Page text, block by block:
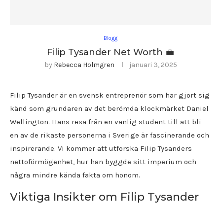
Blogg
Filip Tysander Net Worth 💼
by Rebecca Holmgren januari 3, 2025
Filip Tysander är en svensk entreprenör som har gjort sig
känd som grundaren av det berömda klockmärket Daniel
Wellington. Hans resa från en vanlig student till att bli
en av de rikaste personerna i Sverige är fascinerande och
inspirerande. Vi kommer att utforska Filip Tysanders
nettoförmögenhet, hur han byggde sitt imperium och
några mindre kända fakta om honom.
Viktiga Insikter om Filip Tysander